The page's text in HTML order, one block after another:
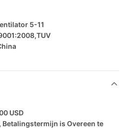
5-11
USD
Betalingstermijn is Overeen te